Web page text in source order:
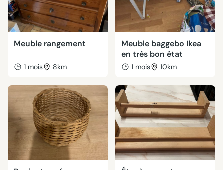
Meuble rangement
1 mois 8km
Meuble baggebo Ikea
en très bon état
1 mois 10km